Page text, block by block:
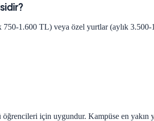
1.600 TL) veya özel yurtlar (aylık
için uygundur. Kampüse en yakın